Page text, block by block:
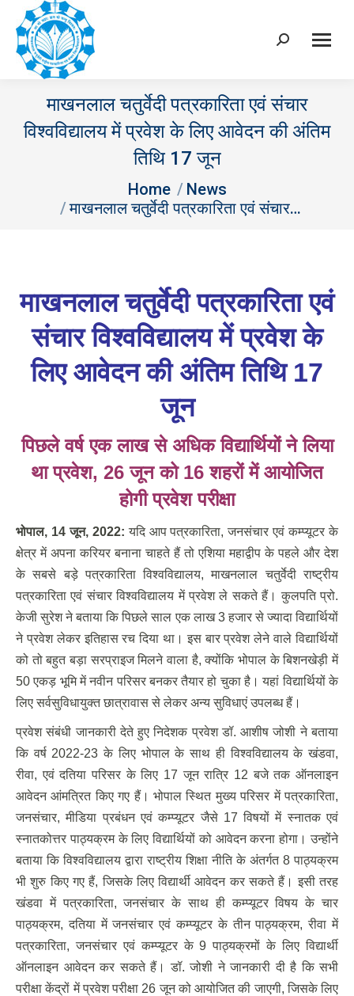
Search:
माखनलाल चतुर्वेदी पत्रकारिता एवं संचार
विश्वविद्यालय में प्रवेश के लिए आवेदन की अंतिम
तिथि 17 जून
Home
News
माखनलाल चतुर्वेदी पत्रकारिता एवं संचार…
माखनलाल चतुर्वेदी पत्रकारिता एवं
संचार विश्वविद्यालय में प्रवेश के
लिए आवेदन की अंतिम तिथि 17
जून
पिछले वर्ष एक लाख से अधिक विद्यार्थियों ने लिया
था प्रवेश, 26 जून को 16 शहरों में आयोजित
होगी प्रवेश परीक्षा
भोपाल, 14 जून, 2022: यदि आप पत्रकारिता, जनसंचार एवं कम्प्यूटर के
क्षेत्र में अपना करियर बनाना चाहते हैं तो एशिया महाद्वीप के पहले और देश
के सबसे बड़े पत्रकारिता विश्वविद्यालय, माखनलाल चतुर्वेदी राष्ट्रीय
पत्रकारिता एवं संचार विश्वविद्यालय में प्रवेश ले सकते हैं। कुलपति प्रो.
केजी सुरेश ने बताया कि पिछले साल एक लाख 3 हजार से ज्यादा विद्यार्थियों
ने प्रवेश लेकर इतिहास रच दिया था। इस बार प्रवेश लेने वाले विद्यार्थियों
को तो बहुत बड़ा सरप्राइज मिलने वाला है, क्योंकि भोपाल के बिशनखेड़ी में
50 एकड़ भूमि में नवीन परिसर बनकर तैयार हो चुका है। यहां विद्यार्थियों के
लिए सर्वसुविधायुक्त छात्रावास से लेकर अन्य सुविधाएं उपलब्ध हैं।
प्रवेश संबंधी जानकारी देते हुए निदेशक प्रवेश डॉ. आशीष जोशी ने बताया
कि वर्ष 2022-23 के लिए भोपाल के साथ ही विश्वविद्यालय के खंडवा,
रीवा, एवं दतिया परिसर के लिए 17 जून रात्रि 12 बजे तक ऑनलाइन
आवेदन आंमत्रित किए गए हैं। भोपाल स्थित मुख्य परिसर में पत्रकारिता,
जनसंचार, मीडिया प्रबंधन एवं कम्प्यूटर जैसे 17 विषयों में स्नातक एवं
स्नातकोत्तर पाठ्यक्रम के लिए विद्यार्थियों को आवेदन करना होगा। उन्होंने
बताया कि विश्वविद्यालय द्वारा राष्ट्रीय शिक्षा नीति के अंतर्गत 8 पाठ्यक्रम
भी शुरु किए गए हैं, जिसके लिए विद्यार्थी आवेदन कर सकते हैं। इसी तरह
खंडवा में पत्रकारिता, जनसंचार के साथ ही कम्प्यूटर विषय के चार
पाठ्यक्रम, दतिया में जनसंचार एवं कम्प्यूटर के तीन पाठ्यक्रम, रीवा में
पत्रकारिता, जनसंचार एवं कम्प्यूटर के 9 पाठ्यक्रमों के लिए विद्यार्थी
ऑनलाइन आवेदन कर सकते हैं। डॉ. जोशी ने जानकारी दी है कि सभी
परीक्षा केंद्रों में प्रवेश परीक्षा 26 जून को आयोजित की जाएगी, जिसके लिए